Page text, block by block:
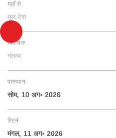
यहाँ से
मूल देश
यहाँ तक
गंतव्य
प्रस्थान
सोम, 10 अग॰ 2026
रिटर्न
मंगल, 11 अग॰ 2026